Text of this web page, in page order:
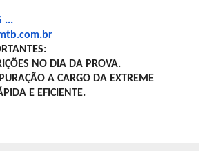
...
NO DIA DA PROVA.
A CARGO DA EXTREME
E EFICIENTE.